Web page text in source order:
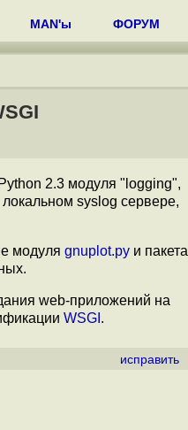
MAN'ы ФОРУМ
2.3 модуля "logging",
syslog сервере,
модуля gnuplot.py и пакета
web-приложений на
WSGI .
исправить